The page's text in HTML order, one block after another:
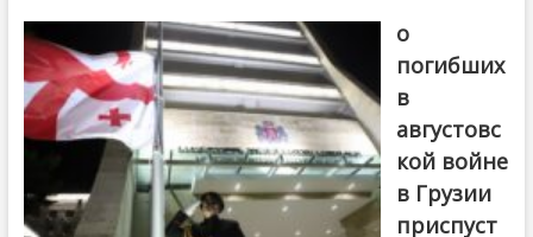
о
погибших
в
августовс
кой войне
в Грузии
приспуст